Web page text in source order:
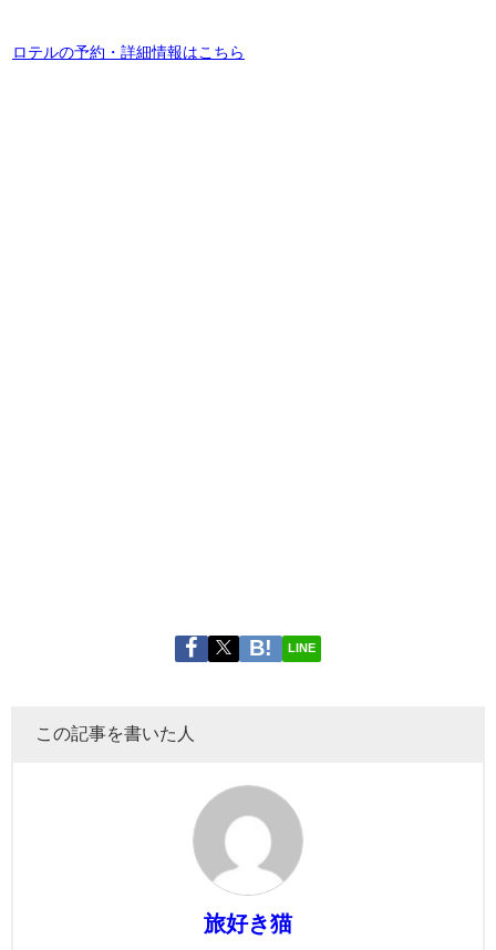
ロテルの予約・詳細情報はこちら
LINE
この記事を書いた人
旅好き猫